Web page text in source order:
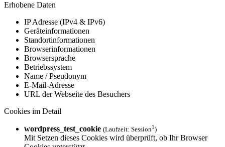
Erhobene Daten
IP Adresse (IPv4 & IPv6)
Geräteinformationen
Standortinformationen
Browserinformationen
Browsersprache
Betriebssystem
Name / Pseudonym
E-Mail-Adresse
URL der Webseite des Besuchers
Cookies im Detail
wordpress_test_cookie (Laufzeit: Session1)
Mit Setzen dieses Cookies wird überprüft, ob Ihr Browser